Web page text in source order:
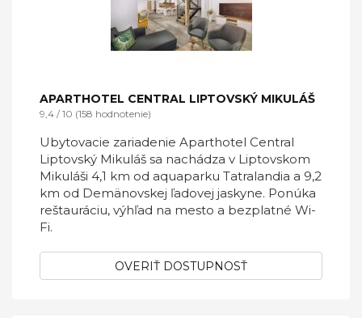
APARTHOTEL CENTRAL LIPTOVSKÝ MIKULÁŠ
9,4 / 10 (158 hodnotenie)
Ubytovacie zariadenie Aparthotel Central
Liptovský Mikuláš sa nachádza v Liptovskom
Mikuláši 4,1 km od aquaparku Tatralandia a 9,2
km od Demänovskej ľadovej jaskyne. Ponúka
reštauráciu, výhľad na mesto a bezplatné Wi-
Fi.
OVERIŤ DOSTUPNOSŤ